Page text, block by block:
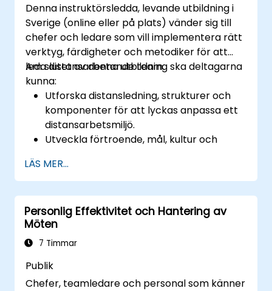
Denna instruktörsledda, levande utbildning i
Sverige (online eller på plats) vänder sig till
chefer och ledare som vill implementera rätt
verktyg, färdigheter och metodiker för att
leda distansarbetande team.
Am slutet av denna utbildning ska deltagarna
kunna:
Utforska distansledning, strukturer och
komponenter för att lyckas anpassa ett
distansarbetsmiljö.
Utveckla förtroende, mål, kultur och
och produktivt distansarbetande team.
Använda befintliga verktyg och teknologi
för att förbättra virtuell kommunikation
och samarbete.
Implementera målsättning och
projektledningsmetoder för att mäta
team.
LÄS MER...
Personlig Effektivitet och Hantering av
Möten
7 Timmar
Publik
Chefer, teamledare och personal som känner